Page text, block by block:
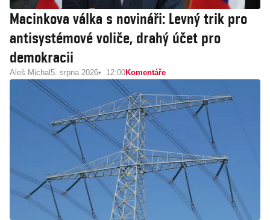
Macinkova válka s novináři: Levný trik pro
antisystémové voliče, drahý účet pro
demokracii
Aleš Michal 5. srpna 2026 12:00Komentáře